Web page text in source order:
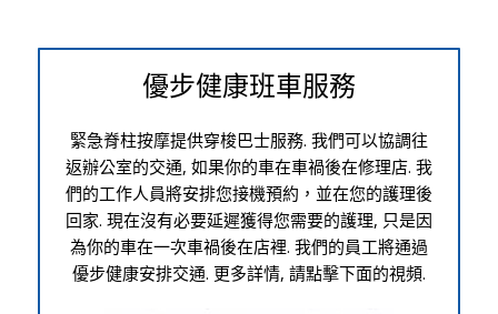
優步健康班車服務
緊急脊柱按摩提供穿梭巴士服務. 我們可以協調往
返辦公室的交通, 如果你的車在車禍後在修理店. 我
們的工作人員將安排您接機預約，並在您的護理後
回家. 現在沒有必要延遲獲得您需要的護理, 只是因
為你的車在一次車禍後在店裡. 我們的員工將通過
優步健康安排交通. 更多詳情, 請點擊下面的視頻.